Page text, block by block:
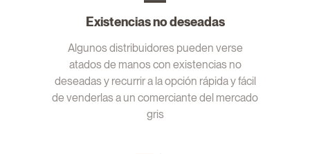
Existencias no deseadas
Algunos distribuidores pueden verse
atados de manos con existencias no
deseadas y recurrir a la opción rápida y fácil
de venderlas a un comerciante del mercado
gris